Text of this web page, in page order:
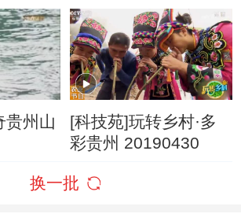
执法信息化发展
贵州山
[科技苑]玩转乡村·多
彩贵州 20190430
换一批